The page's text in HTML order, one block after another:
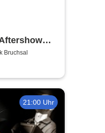
Bruchsal
21:00 Uhr